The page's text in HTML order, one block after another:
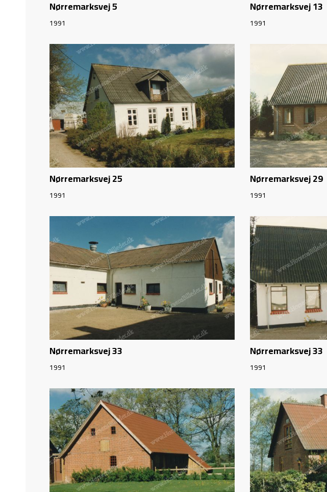
Nørremarksvej 5
1991
Nørremarksvej 13
1991
Nørremarksvej 25
1991
Nørremarksvej 29
1991
Nørremarksvej 33
1991
Nørremarksvej 33
1991